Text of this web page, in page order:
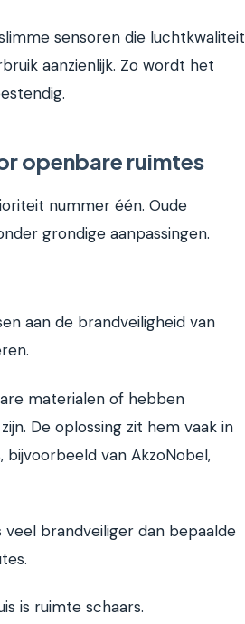
sensoren die luchtkwaliteit
aanzienlijk. Zo wordt het
openbare ruimtes
nummer één. Oude
grondige aanpassingen.
aan de brandveiligheid van
materialen of hebben
De oplossing zit hem vaak in
van AkzoNobel,
brandveiliger dan bepaalde
is ruimte schaars.